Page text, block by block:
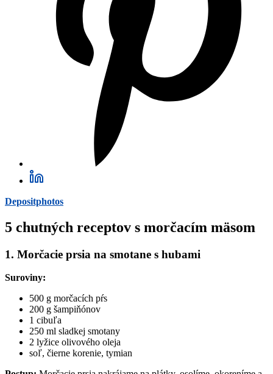
Depositphotos
5 chutných receptov s morčacím mäsom
1. Morčacie prsia na smotane s hubami
Suroviny:
500 g morčacích pŕs
200 g šampiňónov
1 cibuľa
250 ml sladkej smotany
2 lyžice olivového oleja
soľ, čierne korenie, tymian